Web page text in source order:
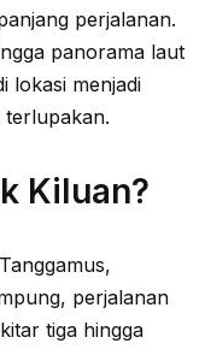
perjalanan.
panorama laut
lokasi menjadi
terlupakan.
Kiluan?
perjalanan
tiga hingga